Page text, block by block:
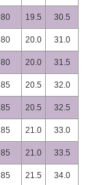
80 19.5 30.5
80 20.0
31.0
80 20.0 31.5
85 20.5
32.0
85 20.5 32.5
85 21.0
33.0
85 21.0 33.5
85 21.5
34.0